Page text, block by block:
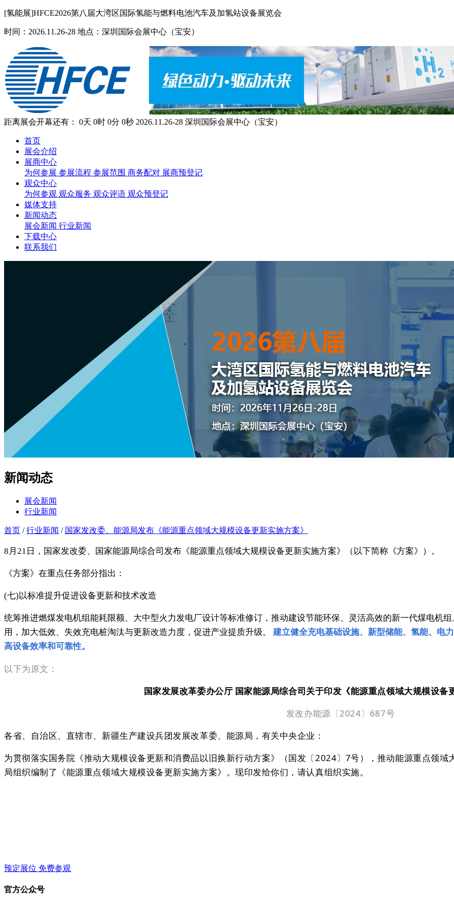
[氢能展]HFCE2026第八届大湾区国际氢能与燃料电池汽车及加氢站设备展览会
时间：2026.11.26-28 地点：深圳国际会展中心（宝安）
距离展会开幕还有： 0天 0时 0分 0秒 2026.11.26-28 深圳国际会展中心（宝安）
首页
展会介绍
展商中心
为何参展 参展流程 参展范围 商务配对 展商预登记
观众中心
为何参观 观众服务 观众评语 观众预登记
媒体支持
新闻动态
展会新闻 行业新闻
下载中心
联系我们
新闻动态
展会新闻
行业新闻
首页 /行业新闻 / 国家发改委、能源局发布《能源重点领域大规模设备更新实施方案》
8月21日，国家发改委、国家能源局综合司发布《能源重点领域大规模设备更新实施方案》（以下简称《方案》）。
《方案》在重点任务部分指出：
(七)以标准提升促进设备更新和技术改造
统筹推进燃煤发电机组能耗限额、大中型火力发电厂设计等标准修订，推动建设节能环保、灵活高效的新一代煤电机
用，加大低效、失效充电桩淘汰与更新改造力度，促进产业提质升级。
建立健全充电基础设施、新型储能、氢能、电
高设备效率和可靠性。
以下为原文：
国家发展改革委办公厅 国家能源局综合司关于印发《能源重点领域大规模设备
发改办能源〔2024〕687号
各省、自治区、直辖市、新疆生产建设兵团发展改革委、能源局，有关中央企业：
为贯彻落实国务院《推动大规模设备更新和消费品以旧换新行动方案》（国发〔2024〕7号），推动能源重点领
局组织编制了《能源重点领域大规模设备更新实施方案》。现印发给你们，请认真组织实施。
预定展位 免费参观
官方公众号